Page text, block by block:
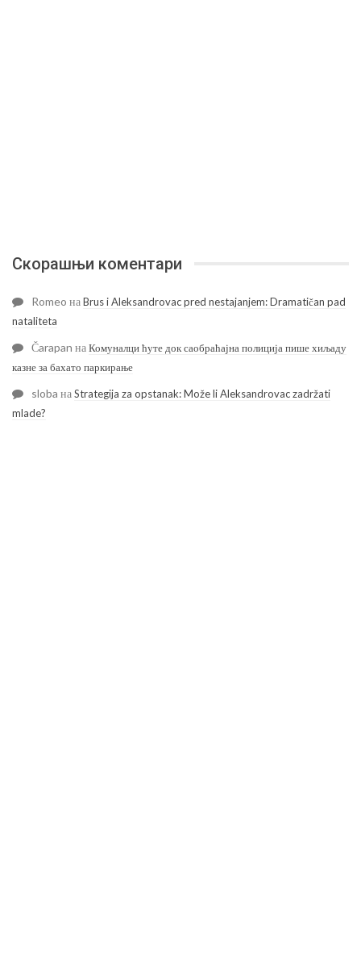
Скорашњи коментари
Romeo наBrus i Aleksandrovac pred nestajanjem: Dramatičan pad
nataliteta
Čarapan наКомуналци ћуте док саобраћајна полиција пише хиљаду
казне за бахато паркирање
sloba наStrategija za opstanak: Može li Aleksandrovac zadržati
mlade?